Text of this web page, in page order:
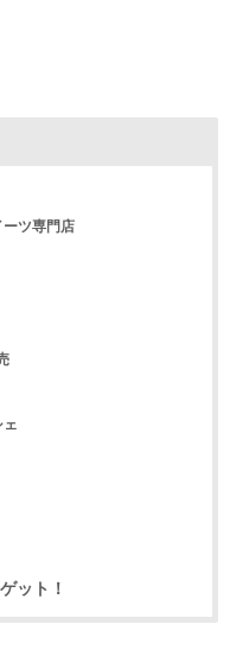
ツ専門店
ット！